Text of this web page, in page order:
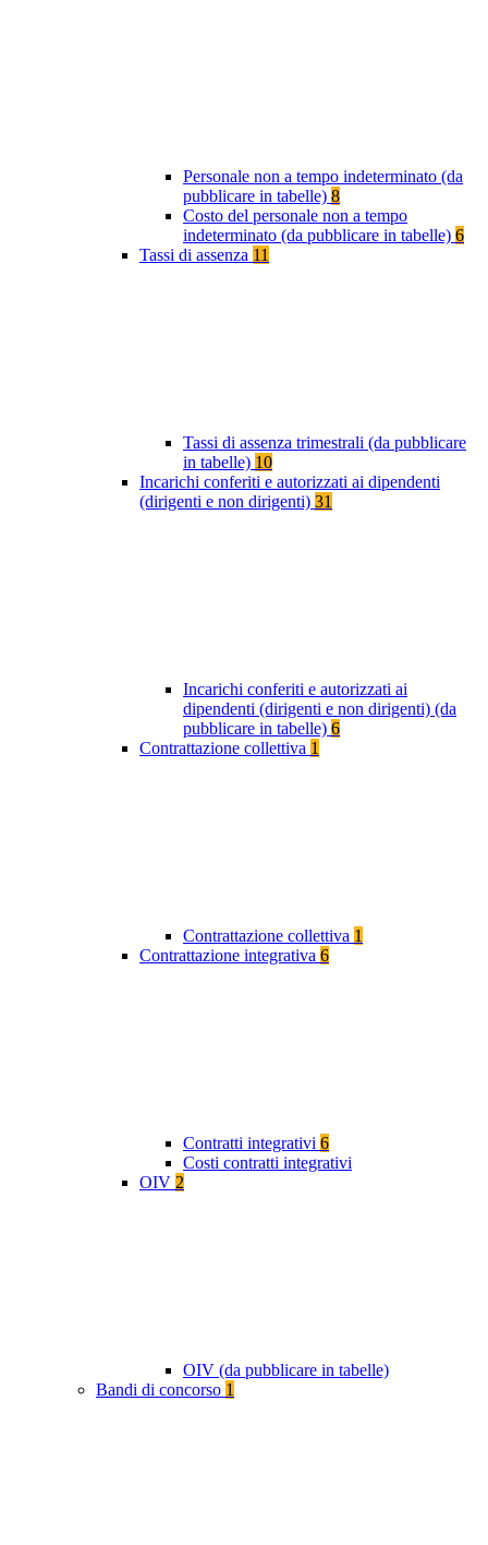
Personale non a tempo indeterminato (da
pubblicare in tabelle) 8
Costo del personale non a tempo
indeterminato (da pubblicare in tabelle) 6
Tassi di assenza 11
Tassi di assenza trimestrali (da pubblicare
in tabelle) 10
Incarichi conferiti e autorizzati ai dipendenti
(dirigenti e non dirigenti) 31
Incarichi conferiti e autorizzati ai
dipendenti (dirigenti e non dirigenti) (da
pubblicare in tabelle) 6
Contrattazione collettiva 1
Contrattazione collettiva 1
Contrattazione integrativa 6
Contratti integrativi 6
Costi contratti integrativi
OIV 2
OIV (da pubblicare in tabelle)
Bandi di concorso 1